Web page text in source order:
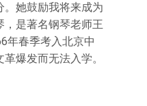
。她鼓励我将来成为
，是著名钢琴老师王
年春季考入北京中
爆发而无法入学。